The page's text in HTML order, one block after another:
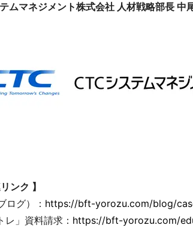
ムマネジメント株式会社 人材戦略部長 中
ンク 】
ログ）： https://bft-yorozu.com/blog/
」資料請求： https://bft-yorozu.com/